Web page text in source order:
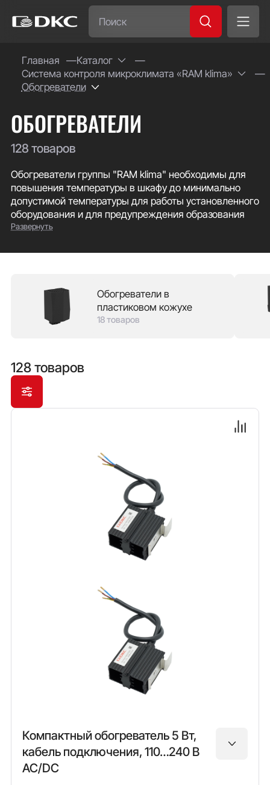
Главная
Каталог
Система контроля микроклимата «RAM klima»
Обогреватели
ОБОГРЕВАТЕЛИ
128 товаров
Обогреватели группы "RAM klima" необходимы для
повышения температуры в шкафу до минимально
допустимой температуры для работы установленного
оборудования и для предупреждения образования
конденсата вследствие высокой влажности воздуха.
ассортименте имеются обогреватели как в
кожухом, который защищает от ожога в случае
прикосновения и позволяет экономить место в
шкафу, монтируя оборудование непосредственно
Развернуть
Обогреватели в
пластиковом кожухе
18 товаров
128 товаров
Компактный обогреватель 5 Вт,
кабель подключения, 110…240 В
AC/DC
Часто ищут:
Специсполнение